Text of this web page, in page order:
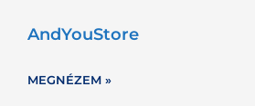
AndYouStore
MEGNÉZEM »